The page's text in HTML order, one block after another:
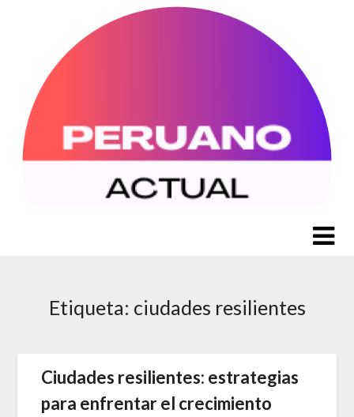
Etiqueta: ciudades resilientes
Ciudades resilientes: estrategias
para enfrentar el crecimiento